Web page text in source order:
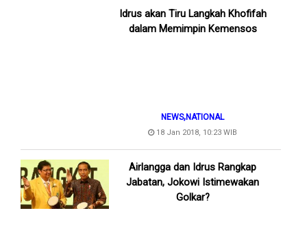
Idrus akan Tiru Langkah Khofifah
dalam Memimpin Kemensos
NEWS,NATIONAL
18 Jan 2018, 10:23 WIB
Airlangga dan Idrus Rangkap
Jabatan, Jokowi Istimewakan
Golkar?